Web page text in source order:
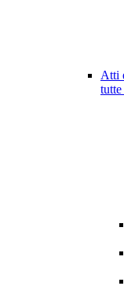
Atti